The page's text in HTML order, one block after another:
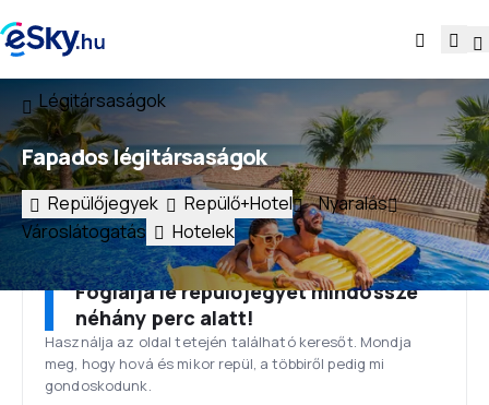
Légitársaságok
Fapados légitársaságok
Repülőjegyek Repülő+Hotel
Nyaralás
Városlátogatás
Hotelek
Foglalja le repülőjegyét mindössze
néhány perc alatt!
Használja az oldal tetején található keresőt. Mondja
meg, hogy hová és mikor repül, a többiről pedig mi
gondoskodunk.